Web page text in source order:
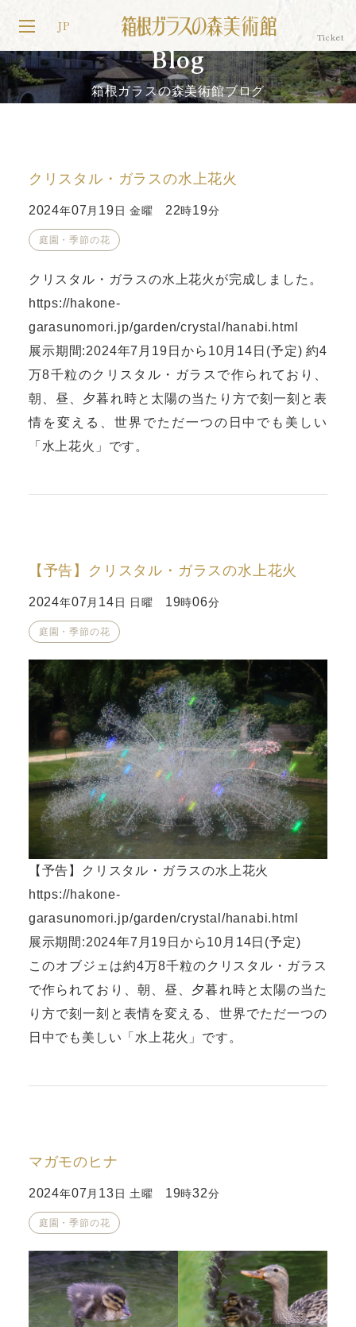
JP
Blog
箱根ガラスの森美術館ブログ
クリスタル・ガラスの水上花火
2024年07 月 19 日 金曜 22時19分
庭園・季節の花
クリスタル・ガラスの水上花火が完成しました。
https://hakone-
garasunomori.jp/garden/crystal/hanabi.html
展示期間:2024年7月19日から10月14日(予定) 約4
万8千粒のクリスタル・ガラスで作られており、
朝、昼、夕暮れ時と太陽の当たり方で刻一刻と表
情を変える、世界でただ一つの日中でも美しい
「水上花火」です。
【予告】クリスタル・ガラスの水上花火
2024年07 月 14 日 日曜 19時06分
庭園・季節の花
【予告】クリスタル・ガラスの水上花火
https://hakone-
garasunomori.jp/garden/crystal/hanabi.html
展示期間:2024年7月19日から10月14日(予定)
このオブジェは約4万8千粒のクリスタル・ガラス
で作られており、朝、昼、夕暮れ時と太陽の当た
り方で刻一刻と表情を変える、世界でただ一つの
日中でも美しい「水上花火」です。
マガモのヒナ
2024年07 月 13 日 土曜 19時32分
庭園・季節の花